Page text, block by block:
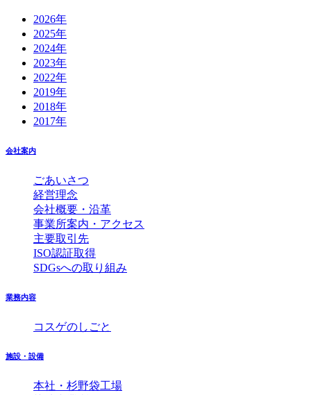
2026年
2025年
2024年
2023年
2022年
2019年
2018年
2017年
会社案内
ごあいさつ
経営理念
会社概要・沿革
事業所案内・アクセス
主要取引先
ISO認証取得
SDGsへの取り組み
業務内容
コスゲのしごと
施設・設備
本社・杉野袋工場